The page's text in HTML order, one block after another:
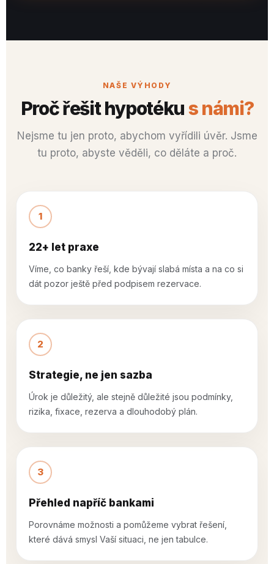
NAŠE VÝHODY
Proč řešit hypotékus námi?
Nejsme tu jen proto, abychom vyřídili úvěr. Jsme
tu proto, abyste věděli, co děláte a proč.
1
22+ let praxe
Víme, co banky řeší, kde bývají slabá místa a na co si
dát pozor ještě před podpisem rezervace.
2
Strategie, ne jen sazba
Úrok je důležitý, ale stejně důležité jsou podmínky,
rizika, fixace, rezerva a dlouhodobý plán.
3
Přehled napříč bankami
Porovnáme možnosti a pomůžeme vybrat řešení,
které dává smysl Vaší situaci, ne jen tabulce.